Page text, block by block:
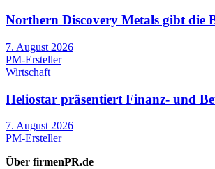
Northern Discovery Metals gibt die
7. August 2026
PM-Ersteller
Wirtschaft
Heliostar präsentiert Finanz- und
7. August 2026
PM-Ersteller
Über firmenPR.de